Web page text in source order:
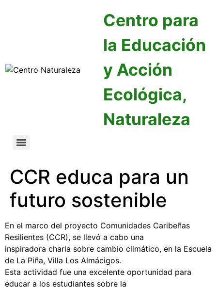
Centro para
la Educación
y Acción
Ecológica,
Naturaleza
CCR educa para un
futuro sostenible
En el marco del proyecto Comunidades Caribeñas
Resilientes (CCR), se llevó a cabo una
inspiradora charla sobre cambio climático, en la Escuela
de La Piña, Villa Los Almácigos.
Esta actividad fue una excelente oportunidad para
educar a los estudiantes sobre la